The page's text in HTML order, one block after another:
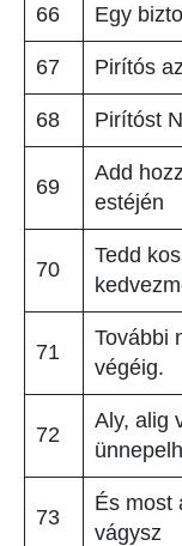
66 Egy
67 Pirítós
68 Pirítóst
69
Add
estéjén
70
Tedd
71
További
végéig.
72
Aly, alig
73
És most
vágysz